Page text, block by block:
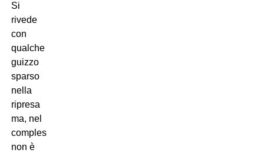
Si
rivede
con
qualche
guizzo
sparso
nella
ripresa
ma, nel
complesso,
non è